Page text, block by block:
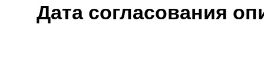
Дата согласования